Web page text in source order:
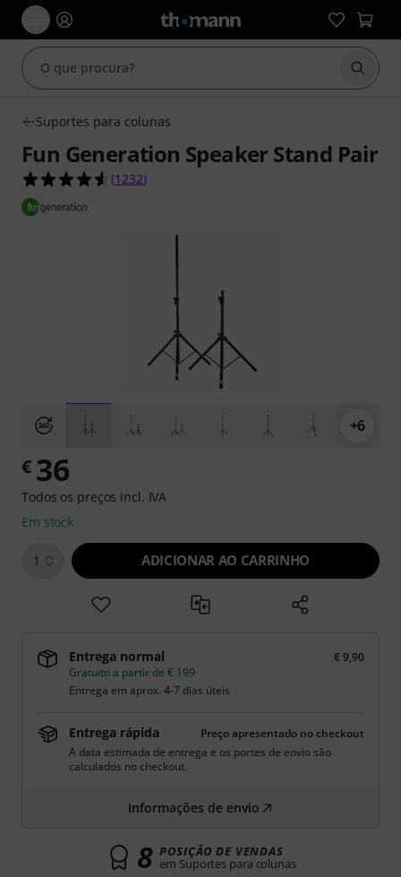
Iniciar
Suportes para colunas
Fun Generation Speaker Stand Pair
4.6 de 5 estrelas de 1232 avaliações de clientes
(1232)
+6
€ 36
Todos os preços incl. IVA
Em stock
1 ADICIONAR AO CARRINHO
Entrega normal
€ 9,90
Gratuito a partir de € 199
Entrega em aprox. 4-7 dias úteis
Entrega rápida
Preço apresentado no checkout
A data estimada de entrega e os portes de envio são
calculados no checkout.
Informações de envio
8 POSIÇÃO DE VENDAS
em Suportes para colunas